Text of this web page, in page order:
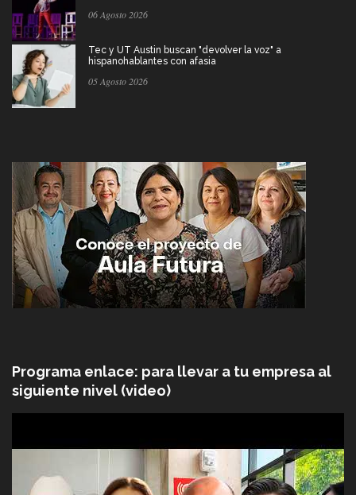
06 Agosto 2026
Tec y UT Austin buscan "devolver la voz" a
hispanohablantes con afasia
05 Agosto 2026
Programa enlace: para llevar a tu empresa al
siguiente nivel (video)